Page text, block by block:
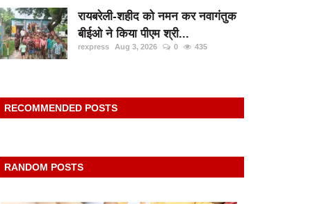
रायबरेली-शहीद को नमन कर नवागंतुक
बीईओ ने किया पीएम श्री...
rexpress Aug 3, 2026 0 435
RECOMMENDED POSTS
RANDOM POSTS